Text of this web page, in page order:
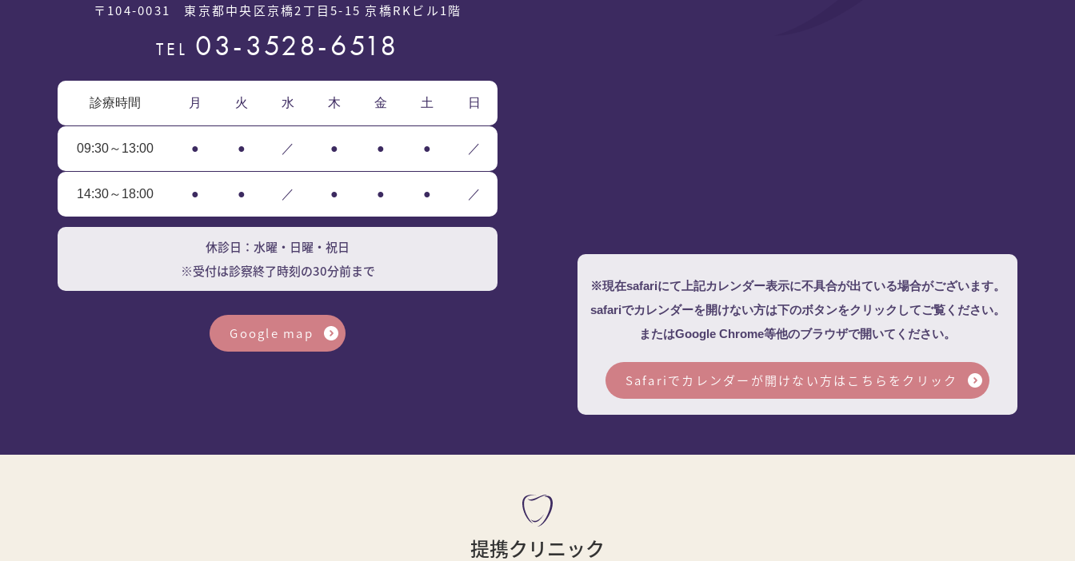
〒104-0031 東京都中央区京橋2丁目5-15 京橋RKビル1階
TEL 03-3528-6518
診療時間 月 火 水 木 金 土 日
09:30～13:00 ● ● ／ ● ● ● ／
14:30～18:00 ● ● ／ ● ● ● ／
休診日：水曜・日曜・祝日
※受付は診察終了時刻の30分前まで
Google map
※現在safariにて上記カレンダー表示に不具合が出ている場合がございます。
safariでカレンダーを開けない方は下のボタンをクリックしてご覧ください。
またはGoogle Chrome等他のブラウザで開いてください。
Safariでカレンダーが開けない方は こちらをクリック
提携クリニック